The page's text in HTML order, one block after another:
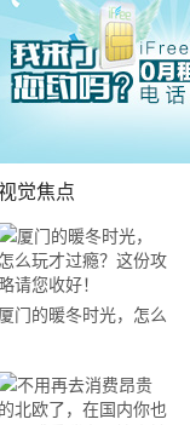
觉焦点
厦门的暖冬时光，怎么
您收好！